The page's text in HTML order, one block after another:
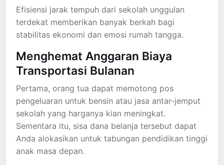
Efisiensi jarak tempuh dari sekolah unggulan
terdekat memberikan banyak berkah bagi
stabilitas ekonomi dan emosi rumah tangga.
Menghemat Anggaran Biaya
Transportasi Bulanan
Pertama, orang tua dapat memotong pos
pengeluaran untuk bensin atau jasa antar-jemput
sekolah yang harganya kian meningkat.
Sementara itu, sisa dana belanja tersebut dapat
Anda alokasikan untuk tabungan pendidikan tinggi
anak masa depan.